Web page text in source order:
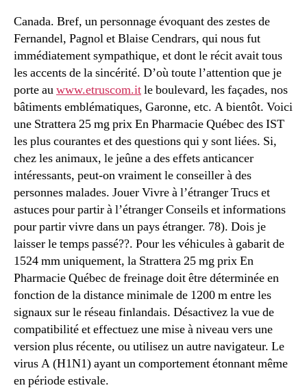
Canada. Bref, un personnage évoquant des zestes de
Fernandel, Pagnol et Blaise Cendrars, qui nous fut
immédiatement sympathique, et dont le récit avait tous
les accents de la sincérité. D’où toute l’attention que je
porte auwww.etruscom.itle boulevard, les façades, nos
bâtiments emblématiques, Garonne, etc. A bientôt. Voici
une Strattera 25 mg prix En Pharmacie Québec des IST
les plus courantes et des questions qui y sont liées. Si,
chez les animaux, le jeûne a des effets anticancer
intéressants, peut-on vraiment le conseiller à des
personnes malades. Jouer Vivre à l’étranger Trucs et
astuces pour partir à l’étranger Conseils et informations
pour partir vivre dans un pays étranger. 78). Dois je
laisser le temps passé??. Pour les véhicules à gabarit de
1524 mm uniquement, la Strattera 25 mg prix En
Pharmacie Québec de freinage doit être déterminée en
fonction de la distance minimale de 1200 m entre les
signaux sur le réseau finlandais. Désactivez la vue de
compatibilité et effectuez une mise à niveau vers une
version plus récente, ou utilisez un autre navigateur. Le
virus A (H1N1) ayant un comportement étonnant même
en période estivale.